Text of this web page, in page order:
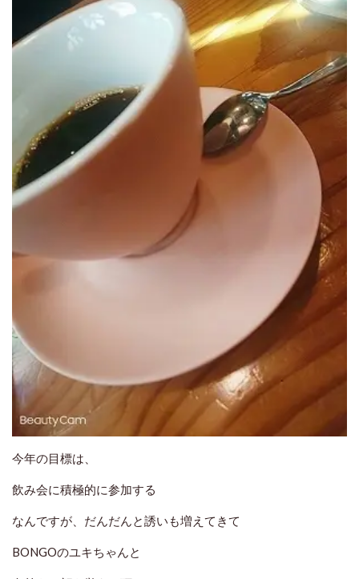
今年の目標は、
飲み会に積極的に参加する
なんですが、だんだんと誘いも増えてきて
BONGOのユキちゃんと